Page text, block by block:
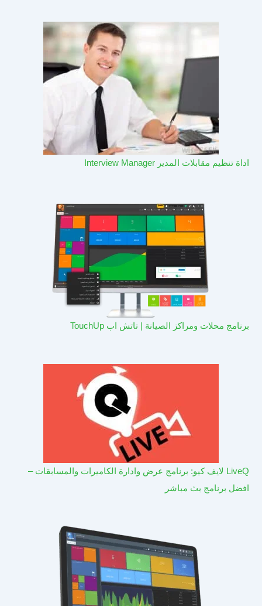
اداة تنظيم مقابلات المدير Interview Manager
برنامج محلات ومراكز الصيانة | تاتش اب TouchUp
LiveQ لايف كيو: برنامج عرض وادارة الكاميرات والمسابقات –
افضل برنامج بث مباشر